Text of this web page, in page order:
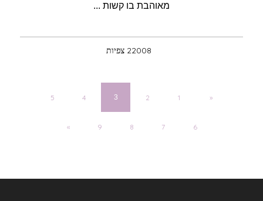
מאוהבת בו קשות ...
22008 צפיות
»
1
2
3
4
5
6
7
8
9
«